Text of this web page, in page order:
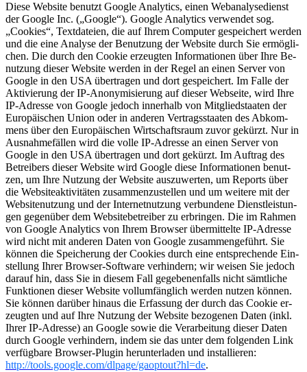
Diese Web­site be­nutzt Goog­le Ana­ly­tics, einen Webana­ly­se­dienst
der Goog­le Inc. („Goog­le“). Goog­le Ana­ly­tics ver­wen­det sog.
„Cook­ies“, Text­da­tei­en, die auf Ihrem Com­pu­ter ge­spei­chert wer­den
und die eine Ana­ly­se der Be­nut­zung der Web­site durch Sie er­mög­li­
chen. Die durch den Cook­ie er­zeug­ten In­for­ma­tio­nen über Ihre Be­
nut­zung die­ser Web­site wer­den in der Regel an einen Ser­ver von
Goog­le in den USA über­tra­gen und dort ge­spei­chert. Im Falle der
Ak­ti­vie­rung der IP-An­ony­mi­sie­rung auf die­ser Web­sei­te, wird Ihre
IP-Adres­se von Goog­le je­doch in­ner­halb von Mit­glied­staa­ten der
Eu­ro­päi­schen Union oder in an­de­ren Ver­trags­staa­ten des Ab­kom­
mens über den Eu­ro­päi­schen Wirt­schafts­raum zuvor ge­kürzt. Nur in
Aus­nah­me­fäl­len wird die volle IP-Adres­se an einen Ser­ver von
Goog­le in den USA über­tra­gen und dort ge­kürzt. Im Auf­trag des
Be­trei­bers die­ser Web­site wird Goog­le diese In­for­ma­tio­nen be­nut­
zen, um Ihre Nut­zung der Web­site aus­zu­wer­ten, um Re­ports über
die Web­siteak­ti­vi­tä­ten zu­sam­men­zu­stel­len und um wei­te­re mit der
Web­sitenut­zung und der In­ter­net­nut­zung ver­bun­de­ne Dienst­leis­tun­
gen ge­gen­über dem Web­site­be­trei­ber zu er­brin­gen. Die im Rah­men
von Goog­le Ana­ly­tics von Ihrem Brow­ser über­mit­tel­te IP-Adres­se
wird nicht mit an­de­ren Daten von Goog­le zu­sam­men­ge­führt. Sie
kön­nen die Spei­che­rung der Cook­ies durch eine ent­spre­chen­de Ein­
stel­lung Ihrer Brow­ser-Soft­ware ver­hin­dern; wir wei­sen Sie je­doch
dar­auf hin, dass Sie in die­sem Fall ge­ge­be­nen­falls nicht sämt­li­che
Funk­tio­nen die­ser Web­site voll­um­fäng­lich wer­den nut­zen kön­nen.
Sie kön­nen dar­über hin­aus die Er­fas­sung der durch das Cook­ie er­
zeug­ten und auf Ihre Nut­zung der Web­site be­zo­ge­nen Daten (inkl.
Ihrer IP-Adres­se) an Goog­le sowie die Ver­ar­bei­tung die­ser Daten
durch Goog­le ver­hin­dern, indem sie das unter dem fol­gen­den Link
ver­füg­ba­re Brow­ser-Plu­gin her­un­ter­la­den und in­stal­lie­ren:
http://​tools.​google.​com/​dlpage/​gaoptout?​hl=de.